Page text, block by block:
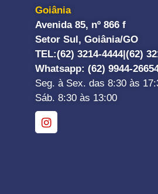
Goiânia
Avenida 85, nº 866 f
Setor Sul, Goiânia/GO
TEL:(62) 3214-4444|(62)
Whatsapp: (62) 9944-
Seg. à Sex. das 8:30 às
Sáb. 8:30 às 13:00